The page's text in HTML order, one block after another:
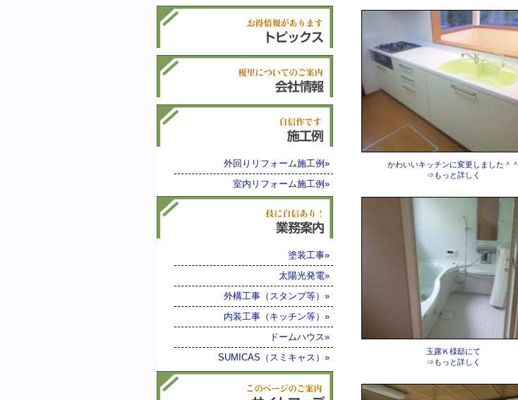
かわいいキッチンに変更しました＾＾
⇒もっと詳しく
玉露Ｋ様邸にて
⇒もっと詳しく
外回りリフォーム施工例»
室内リフォーム施工例»
塗装工事»
太陽光発電»
外構工事（スタンプ等）»
内装工事（キッチン等）»
ドームハウス»
SUMICAS（スミキャス）»